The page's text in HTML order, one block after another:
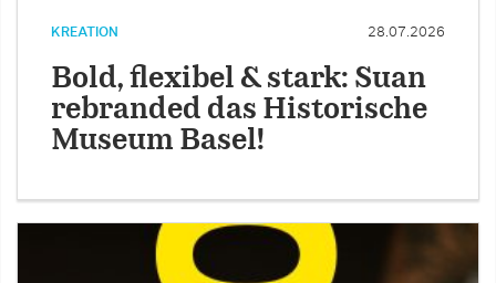
KREATION 28.07.2026
Bold, flexibel & stark: Suan
rebranded das Historische
Museum Basel!